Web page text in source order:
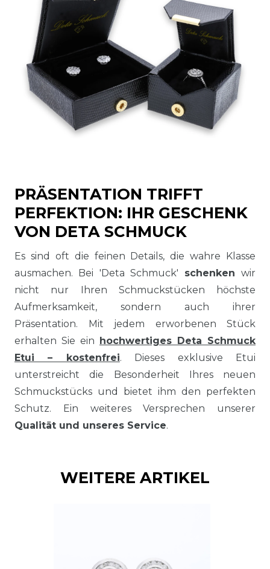
PRÄSENTATION TRIFFT
PERFEKTION: IHR GESCHENK
VON DETA SCHMUCK
Es sind oft die feinen Details, die wahre Klasse
ausmachen. Bei 'Deta Schmuck' schenkenwir
nicht nur Ihren Schmuckstücken höchste
Aufmerksamkeit, sondern auch ihrer
Präsentation. Mit jedem erworbenen Stück
erhalten Sie ein
hochwertiges Deta Schmuck
Etui – kostenfrei. Dieses exklusive Etui
unterstreicht die Besonderheit Ihres neuen
Schmuckstücks und bietet ihm den perfekten
Schutz. Ein weiteres Versprechen unserer
Qualität und unseres Service.
WEITERE ARTIKEL